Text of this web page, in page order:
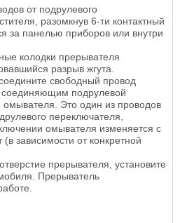
от подрулевого
разомкнув 6-ти контактный
за панелью приборов или внутри
колодки прерывателя
разрыв жгута.
свободный провод
подрулевой
Это один из проводов
переключателя,
омывателя изменяется с
зависимости от конкретной
прерывателя, установите
Прерыватель